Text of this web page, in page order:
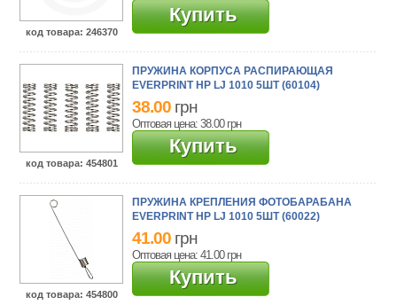
код товара: 246370
Купить
код товара: 454801
ПРУЖИНА КОРПУСА РАСПИРАЮЩАЯ
EVERPRINT HP LJ 1010 5ШТ (60104)
38.00 грн
Оптовая цена: 38.00 грн
Купить
код товара: 454800
ПРУЖИНА КРЕПЛЕНИЯ ФОТОБАРАБАНА
EVERPRINT HP LJ 1010 5ШТ (60022)
41.00 грн
Оптовая цена: 41.00 грн
Купить